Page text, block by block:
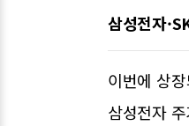
삼성전자
이번에 상
삼성전자